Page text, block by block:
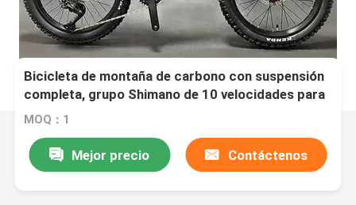
Bicicleta de montaña de carbono con suspensión
completa, grupo Shimano de 10 velocidades para
niños
MOQ：1
Mejor precio Contáctenos